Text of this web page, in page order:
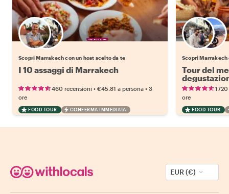
Scegli il tuo local preferito
Scopri Marrakech con un host scelto da te
I 10 assaggi di Marrakech
460 recensioni • €45.81 a persona • 3
ore
FOOD TOUR CONFERMA IMMEDIATA
Scopri Marrakech
Tour del
ore
FOOD TOUR
EUR (€)